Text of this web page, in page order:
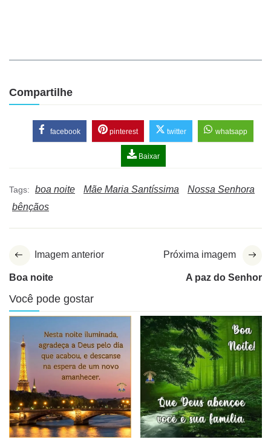
Compartilhe
facebook pinterest twitter whatsapp
Baixar
Tags: boa noite Mãe Maria Santíssima
Nossa Senhora
bênçãos
Imagem anterior
Boa noite
Próxima imagem
A paz do Senhor
Você pode gostar